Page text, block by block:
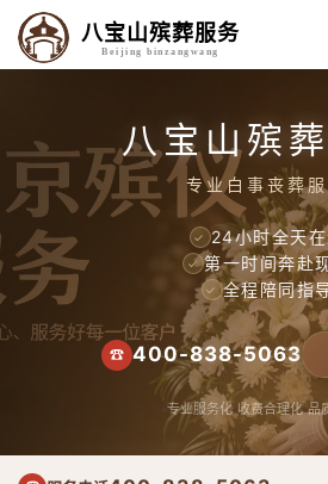
八宝山殡葬服务
Beijing binzangwang
八宝山殡
专业白事丧葬
✓ 24小时全天
✓ 第一时间奔赴
✓ 全程陪同指
☎ 400-838-5063
专业服务化 收费合理化 品